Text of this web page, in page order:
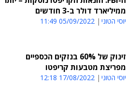
ממיליארד דולר ב-3 חודשים
יוסי הטוני 05/09/2022 11:49
זינוק של 60% בנזקים הכספיים
מפריצת מטבעות קריפטו
יוסי הטוני 17/08/2022 12:18